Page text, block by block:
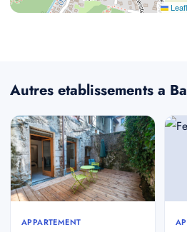
Autres etablissements a
APPARTEMENT